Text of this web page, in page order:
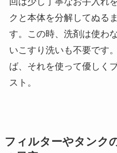
クと本体を分解してぬる
す。この時、洗剤は使わ
いこすり洗いも不要です
ば、それを使って優しく
スト。
フィルターやタンク